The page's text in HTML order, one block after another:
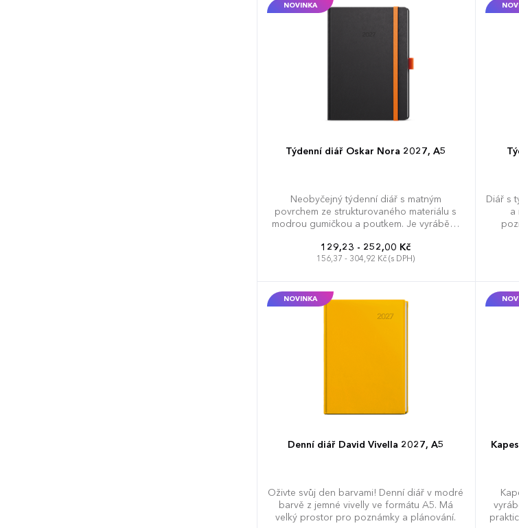
NOVINKA
Týdenní diář Oskar Nora 2027, A5
Neobyčejný týdenní diář s matným
povrchem ze strukturovaného materiálu s
modrou gumičkou a poutkem. Je vyráběný
poznámky a plánování.
129,23 - 252,00 Kč
156,37 - 304,92 Kč (s DPH)
Diář s
a
NOVINKA
Denní diář David Vivella 2027, A5
Oživte svůj den barvami! Denní diář v modré
barvě z jemné vivelly ve formátu A5. Má
velký prostor pro poznámky a plánování.